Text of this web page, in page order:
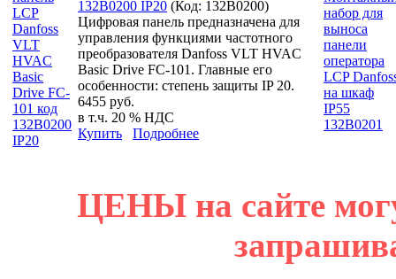
132B0200 IP20 (Код: 132B0200)
Цифровая панель предназначена для
управления функциями частотного
преобразователя Danfoss VLT HVAC
Basic Drive FC-101. Главные его
особенности: степень защиты IP 20.
6455 руб.
в т.ч. 20 % НДС
Купить
Подробнее
ЦЕНЫ на сайте